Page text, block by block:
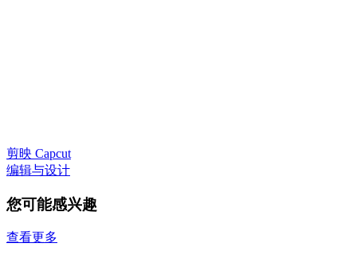
剪映 Capcut
编辑与设计
您可能感兴趣
查看更多